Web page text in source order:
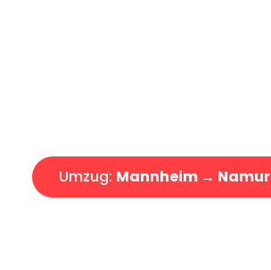
Umzug: Mannheim → Namur